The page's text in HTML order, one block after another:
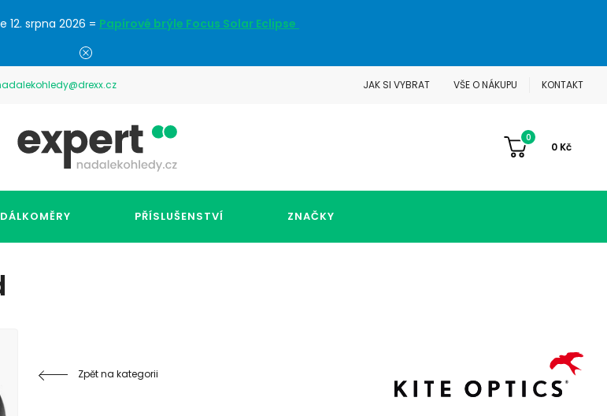
12. srpna 2026 = Papírové brýle Focus Solar Eclipse
JAK SI VYBRAT VŠE O NÁKUPU KONTAKT
0
0 Kč
DÁLKOMĚRY PŘÍSLUŠENSTVÍ ZNAČKY
Zpět na kategorii